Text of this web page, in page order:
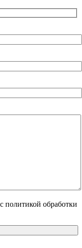
политикой обработки